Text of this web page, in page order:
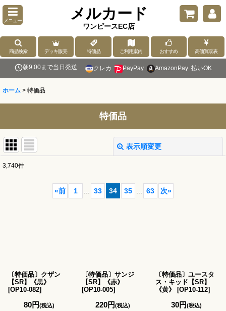
メニュー メルカード
ワンピースEC店
商品検索 デッキ販売 特価品 ご利用案内 おすすめ 高価買取表
朝9:00まで当日発送 クレカ PayPay AmazonPay 払いOK
ホーム > 特価品
特価品
表示順変更
3,740件
«前 1 33 34 35 63 次»
〔特価品〕クザン
【SR】《黒》
[OP10-082]
80円(税込)
〔特価品〕サンジ
【SR】《赤》
[OP10-005]
220円(税込)
〔特価品〕ユースタ
ス・キッド【SR】
《黄》
[OP10-112]
30円(税込)